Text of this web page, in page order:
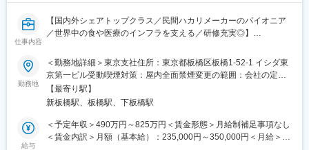
自宅⇔顧客先の直行直帰中心。必要に応じてオフィス勤務とな
り、1日の訪問件数は1～2件程度となります。
■ポジションの魅力
◎世界トップレベルの技術を提案できる
世界有数の産業用レーザメーカーとして高いブランド力を誇りま
す。競争力の高い製品を武器に営業活動が可能です。
◎技術提案型営業として成長できる
顧客の課題を把握し、最適な加工方法や設備構成を提案するた
め、高度なソリューション営業スキルを身につけられます。
当社は製造現場の自動化及び省人化を支援するべく、自社開発の
AI技術を活用したソフトウェアプロダクト + ハードウェアの両軸
通じた課題解決型ソリューションを提供しています。
現在はAI外観検査事業およびコンサルティング事業を中心に事業
拡大しており、今後も製造現場における様々な課題解決に向け
た、自社製のAIソフトウェア×IoTによる新たなソリューション領
域へと事業を拡大していきます。
仕事内容
【国内外シェアトップクラス／民間ハカリメーカーのパイオニア
／世界中の食や医療のインフラを支える／研修充実◎】
■職務内容:
（1）医薬品業界を中心とする生産工場向けソリューション営業
（2）既存顧客からの引き合いベースでの提案営業
（新規顧客への提案活動も一定数ありますが、既存顧客も多く業
界知名度含め取引実績有ります）
■営業スタイル
勤務地
＜勤務地詳細＞東京支社住所：東京都板橋区板橋1-52-1 イシダ東
京第一ビル受動喫煙対策：屋内全面禁煙変更の範囲：会社の定め
る事業所
【最寄り駅】
新板橋駅、板橋駅、下板橋駅
給与
＜予定年収＞490万円～825万円＜賃金形態＞月給制補足事項なし
＜賃金内訳＞月額（基本給）：235,000円～350,000円＜月給＞